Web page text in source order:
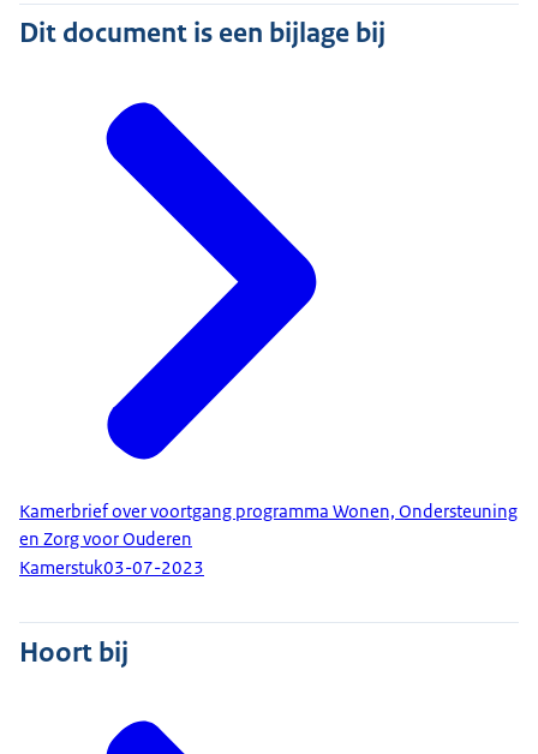
Dit document is een bijlage bij
Kamerbrief over voortgang programma Wonen, Ondersteuning
en Zorg voor Ouderen
Kamerstuk03-07-2023
Hoort bij